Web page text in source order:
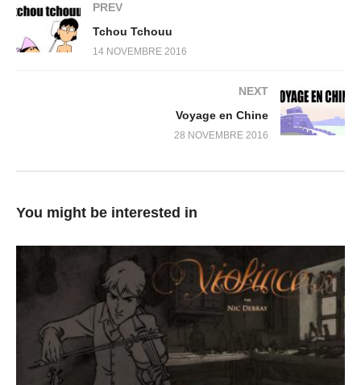
PREV
Tchou Tchouu
14 NOVEMBRE 2016
NEXT
Voyage en Chine
28 NOVEMBRE 2016
You might be interested in